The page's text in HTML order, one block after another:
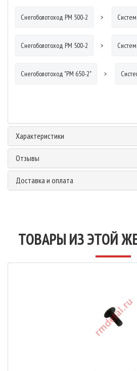
Снегоболотоход РМ 500-2
Снегоболотоход РМ 500-2
Снегоболотоход "РМ 650-2"
Характеристики
Отзывы
Доставка и оплата
ТОВАРЫ ИЗ ЭТОЙ